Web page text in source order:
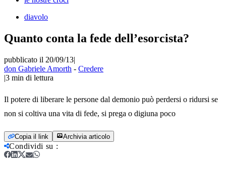
diavolo
Quanto conta la fede dell’esorcista?
pubblicato il 20/09/13|
don Gabriele Amorth - Credere
|3 min di lettura
Il potere di liberare le persone dal demonio può perdersi o ridursi se
non si coltiva una vita di fede, si prega o digiuna poco
Copia il link Archivia articolo
Condividi su :